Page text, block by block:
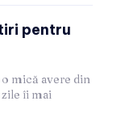
pentru
mică avere din
îi mai